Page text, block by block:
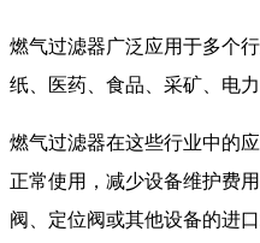
燃气过滤器广泛应用于多个
纸、医药、食品、采矿、电
燃气过滤器在这些行业中的
正常使用，减少设备维护费
阀、定位阀或其他设备的进